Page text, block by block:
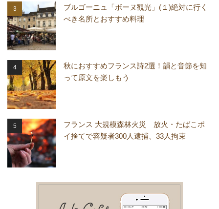
ブルゴーニュ「ボーヌ観光」(１)絶対に行く
べき名所とおすすめ料理
秋におすすめフランス詩2選！韻と音節を知
って原文を楽しもう
フランス 大規模森林火災 放火・たばこポ
イ捨てで容疑者300人逮捕、33人拘束